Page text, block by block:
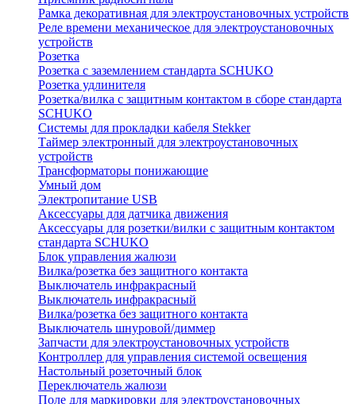
Рамка декоративная для электроустановочных устройств
Реле времени механическое для электроустановочных
устройств
Розетка
Розетка с заземлением стандарта SCHUKO
Розетка удлинителя
Розетка/вилка с защитным контактом в сборе стандарта
SCHUKO
Системы для прокладки кабеля Stekker
Таймер электронный для электроустановочных
устройств
Трансформаторы понижающие
Умный дом
Электропитание USB
Аксессуары для датчика движения
Аксессуары для розетки/вилки с защитным контактом
стандарта SCHUKO
Блок управления жалюзи
Вилка/розетка без защитного контакта
Выключатель инфракрасный
Выключатель инфракрасный
Вилка/розетка без защитного контакта
Выключатель шнуровой/диммер
Запчасти для электроустановочных устройств
Контроллер для управления системой освещения
Настольный розеточный блок
Переключатель жалюзи
Поле для маркировки для электроустановочных